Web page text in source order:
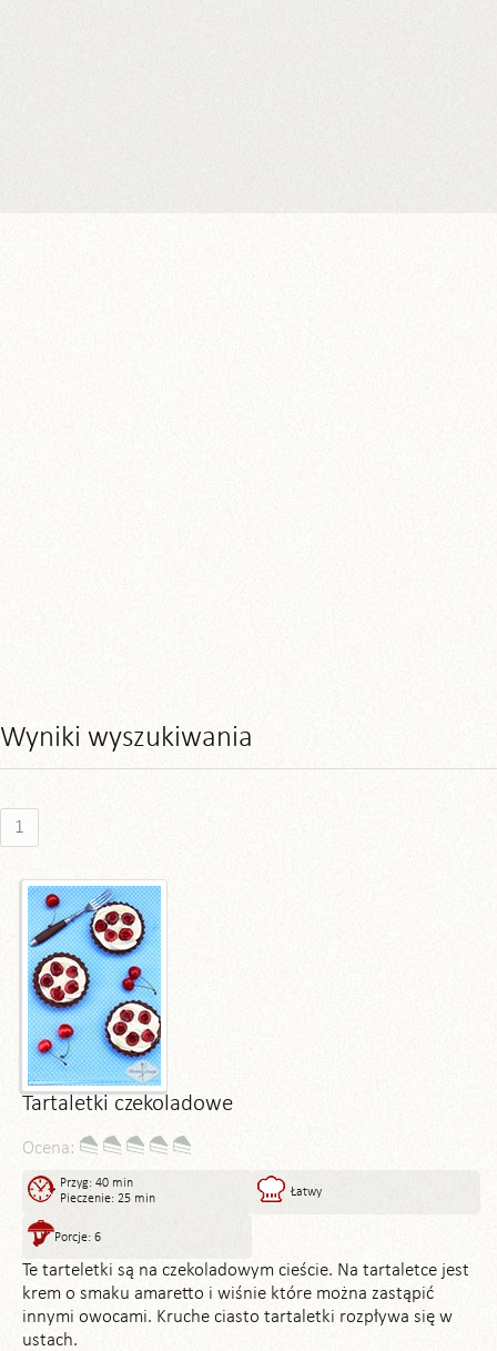
Wyniki wyszukiwania
1
Tartaletki czekoladowe
Ocena:
Przyg: 40 min
Pieczenie: 25 min
Łatwy
Porcje: 6
Te tarteletki są na czekoladowym cieście. Na tartaletce jest
krem o smaku amaretto i wiśnie które można zastąpić
innymi owocami. Kruche ciasto tartaletki rozpływa się w
ustach.